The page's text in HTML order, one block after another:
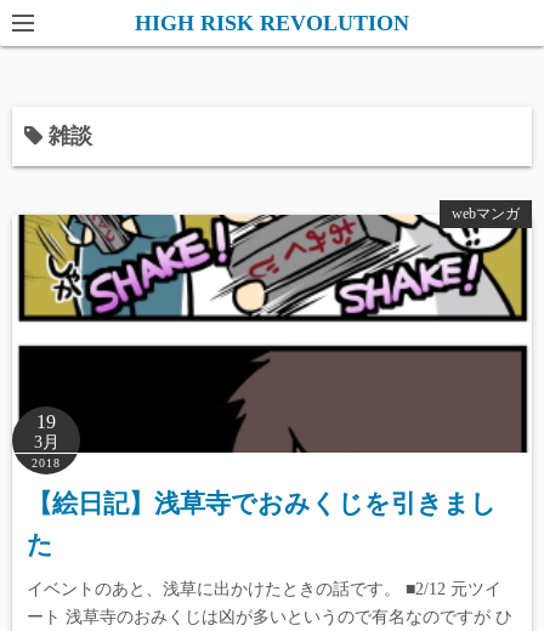
コ
ン
ン
へ
HIGH RISK REVOLUTION
雑談
webマンガ
19
3月
2018
【絵日記】浅草寺でおみくじを引きまし
た
イベントのあと、浅草に出かけたときの話です。 ■2/12 元ツイ
ート 浅草寺のおみくじは凶が多いというので有名なのですが ひ